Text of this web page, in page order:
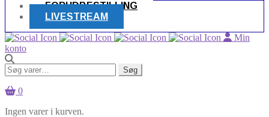
FORUDBESTILLING
LIVESTREAM
Min
konto
Søg
efter:
Søg
0
Ingen varer i kurven.